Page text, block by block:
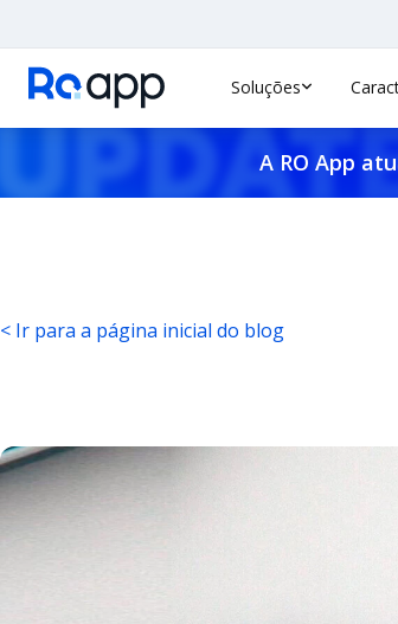
Soluções
A RO App
< Ir para a página inicial do blog